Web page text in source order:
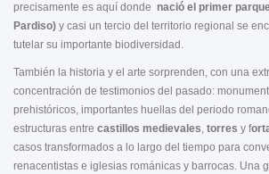
precisamente es aquí donde nació el primer
Pardiso) y casi un tercio del territorio regional se
tutelar su importante biodiversidad.
También la historia y el arte sorprenden, con una
concentración de testimonios del pasado:
prehistóricos, importantes huellas del periodo
estructuras entre castillos medievales, torres y f
casos transformados a lo largo del tiempo para
renacentistas e iglesias románicas y barrocas. Una